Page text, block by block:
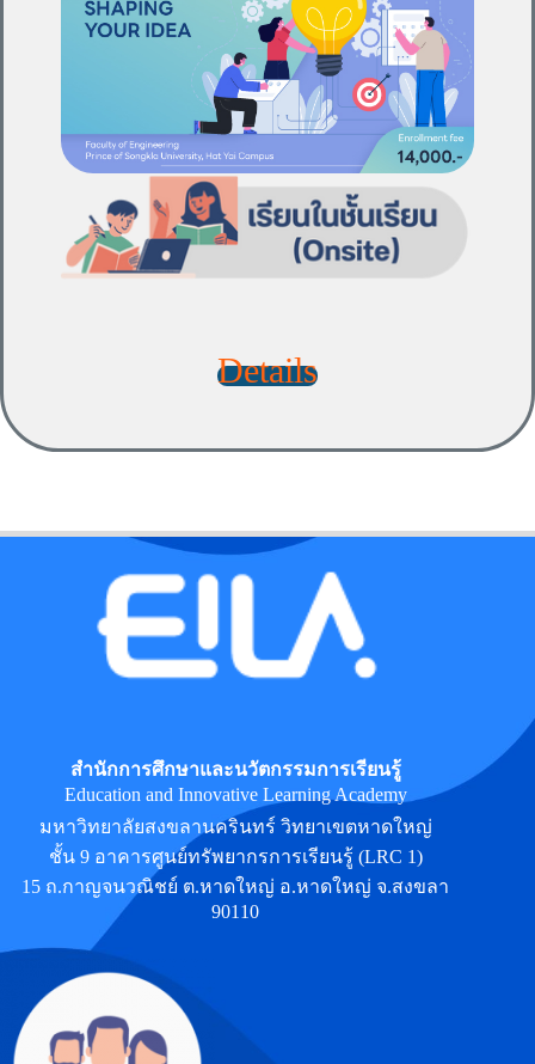
Details
สำนักการศึกษาและนวัตกรรมการเรียนรู้
Education and Innovative Learning Academy
มหาวิทยาลัยสงขลานครินทร์ วิทยาเขตหาดใหญ่
ชั้น 9 อาคารศูนย์ทรัพยากรการเรียนรู้ (LRC 1)
15 ถ.กาญจนวณิชย์ ต.หาดใหญ่ อ.หาดใหญ่ จ.สงขลา
90110